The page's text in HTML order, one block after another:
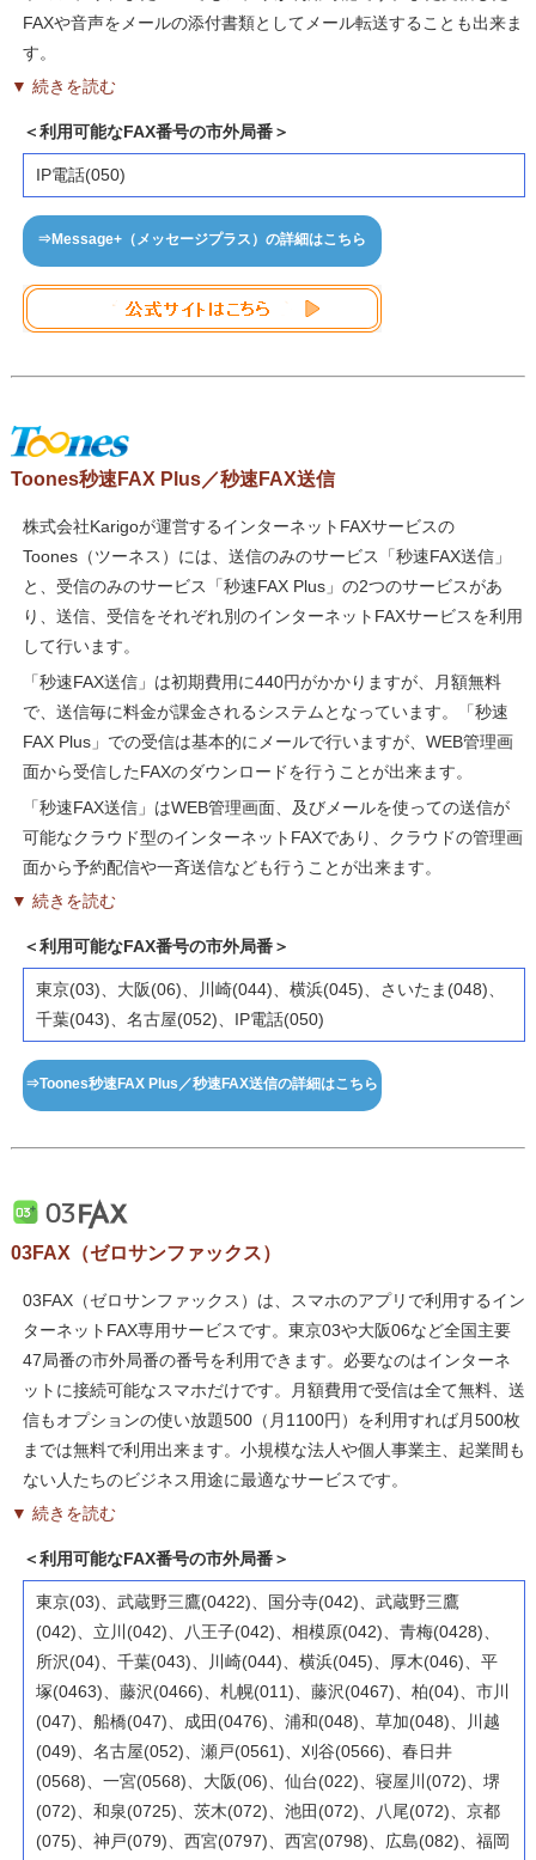
FAXや音声をメールの添付書類としてメール転送することも出来ま
す。
▼ 続きを読む
＜利用可能なFAX番号の市外局番＞
IP電話(050)
⇒Message+（メッセージプラス）の詳細はこちら
Toones秒速FAX Plus／秒速FAX送信
株式会社Karigoが運営するインターネットFAXサービスの
Toones（ツーネス）には、送信のみのサービス「秒速FAX送信」
と、受信のみのサービス「秒速FAX Plus」の2つのサービスがあ
り、送信、受信をそれぞれ別のインターネットFAXサービスを利用
して行います。
「秒速FAX送信」は初期費用に440円がかかりますが、月額無料
で、送信毎に料金が課金されるシステムとなっています。「秒速
FAX Plus」での受信は基本的にメールで行いますが、WEB管理画
面から受信したFAXのダウンロードを行うことが出来ます。
「秒速FAX送信」はWEB管理画面、及びメールを使っての送信が
可能なクラウド型のインターネットFAXであり、クラウドの管理画
面から予約配信や一斉送信なども行うことが出来ます。
▼ 続きを読む
＜利用可能なFAX番号の市外局番＞
東京(03)、大阪(06)、川崎(044)、横浜(045)、さいたま(048)、
千葉(043)、名古屋(052)、IP電話(050)
⇒Toones秒速FAX Plus／秒速FAX送信の詳細はこちら
03FAX（ゼロサンファックス）
03FAX（ゼロサンファックス）は、スマホのアプリで利用するイン
ターネットFAX専用サービスです。東京03や大阪06など全国主要
47局番の市外局番の番号を利用できます。必要なのはインターネ
ットに接続可能なスマホだけです。月額費用で受信は全て無料、送
信もオプションの使い放題500（月1100円）を利用すれば月500枚
までは無料で利用出来ます。小規模な法人や個人事業主、起業間も
ない人たちのビジネス用途に最適なサービスです。
▼ 続きを読む
＜利用可能なFAX番号の市外局番＞
東京(03)、武蔵野三鷹(0422)、国分寺(042)、武蔵野三鷹
(042)、立川(042)、八王子(042)、相模原(042)、青梅(0428)、
所沢(04)、千葉(043)、川崎(044)、横浜(045)、厚木(046)、平
塚(0463)、藤沢(0466)、札幌(011)、藤沢(0467)、柏(04)、市川
(047)、船橋(047)、成田(0476)、浦和(048)、草加(048)、川越
(049)、名古屋(052)、瀬戸(0561)、刈谷(0566)、春日井
(0568)、一宮(0568)、大阪(06)、仙台(022)、寝屋川(072)、堺
(072)、和泉(0725)、茨木(072)、池田(072)、八尾(072)、京都
(075)、神戸(079)、西宮(0797)、西宮(0798)、広島(082)、福岡